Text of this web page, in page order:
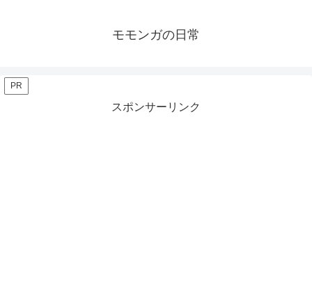
モモンガの日常
PR
スポンサーリンク